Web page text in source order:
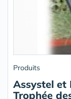
Produits
Assystel et
Trophée